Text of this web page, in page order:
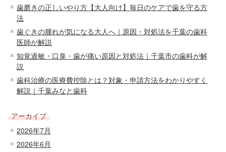
歯磨きの正しいやり方【大人向け】毎日のケアで歯を守る方
法
歯ぐきの腫れが気になる大人へ｜原因・対処法を千葉の歯科
医師が解説
知覚過敏・口臭・歯が痛い原因と対処法｜千葉市の歯科が解
説
歯科治療の医療費控除とは？対象・申請方法をわかりやすく
解説｜千葉みなと歯科
アーカイブ
2026年7月
2026年6月